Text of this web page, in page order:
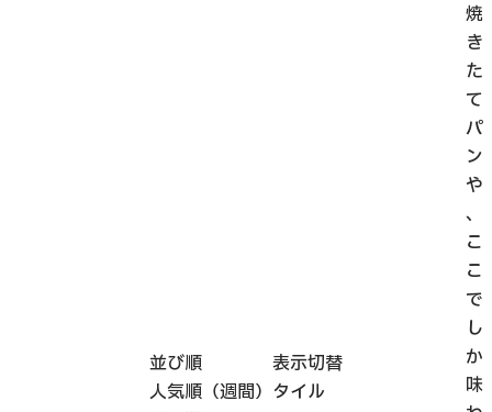
並び順
人気順（週間）
表示切替
タイル
焼
き
た
て
パ
ン
や
、
こ
こ
で
し
か
味